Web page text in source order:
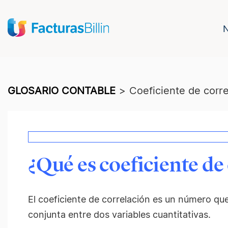
GLOSARIO CONTABLE > Coeficiente de
¿Qué es coeficiente
El coeficiente de correlación es un número
conjunta entre dos variables cuantitativas.